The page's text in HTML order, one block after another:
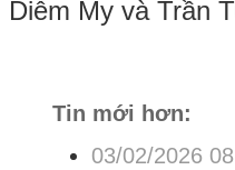
Diễm My và Trần
Tin mới hơn:
03/02/2026